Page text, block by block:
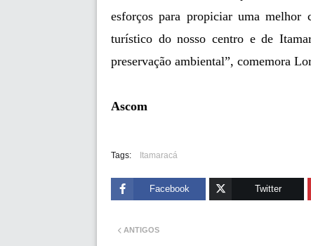
esforços para propiciar uma melhor
turístico do nosso centro e de
preservação ambiental”, comemora
Ascom
Tags: Itamaracá
Facebook Twitter
ANTIGOS